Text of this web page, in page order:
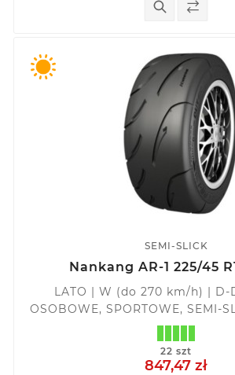
SEMI-SLICK
Nankang AR-1 225/45
LATO | W (do 270 km/h) | D-
OSOBOWE, SPORTOWE, SEMI-
22 szt
847,47 zł